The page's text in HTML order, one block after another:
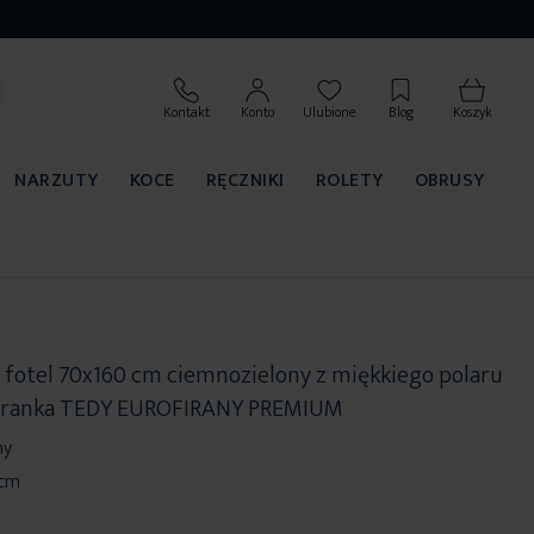
Kontakt Konto Ulubione Blog Koszyk
NARZUTY KOCE RĘCZNIKI ROLETY OBRUSY
70x160 cm ciemnozielony z miękkiego polaru
TEDY EUROFIRANY PREMIUM